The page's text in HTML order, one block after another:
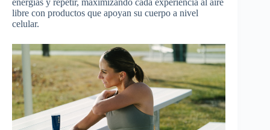
energías y repetir, maximizando cada experiencia al aire
libre con productos que apoyan su cuerpo a nivel
celular.